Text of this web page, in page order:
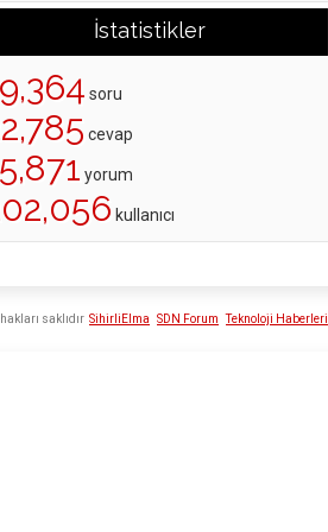
İstatistikler
soru
cevap
yorum
kullanıcı
SihirliElma SDN Forum Teknoloji Haberleri
saklıdır